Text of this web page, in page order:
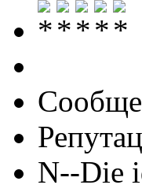
N--Die